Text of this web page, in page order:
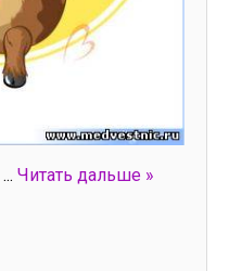
... Читать дальше »